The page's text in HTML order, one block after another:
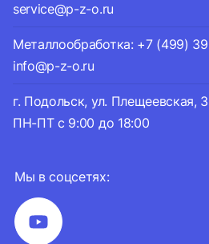
Мы в соцсетях:
service@p-z-o.ru
Металлообработка: +7 (499)
info@p-z-o.ru
г. Подольск, ул. Плещеевская,
ПН-ПТ с 9:00 до 18:00